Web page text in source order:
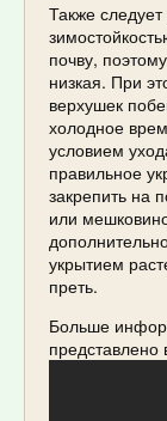
Также следует
почву,
низкая. При
верхушек
холодное
условием
правильное
закрепить на
или
укрытием
преть.
Больше
представлено